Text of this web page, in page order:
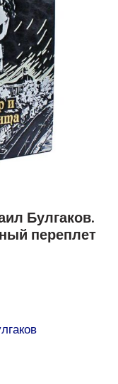
Булгаков.
переплет